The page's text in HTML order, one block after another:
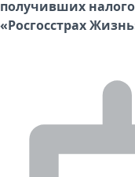
получивших
«Росгосстрах